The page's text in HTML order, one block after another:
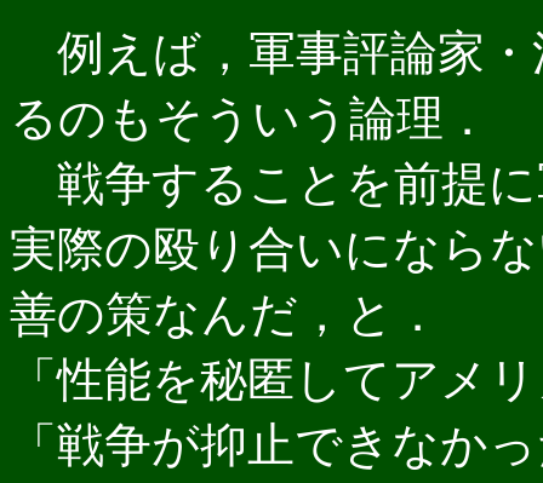
例えば，軍事評論家・
るのもそういう論理．
戦争することを前提
実際の殴り合いになら
善の策なんだ，と．
「性能を秘匿してアメ
「戦争が抑止できなか